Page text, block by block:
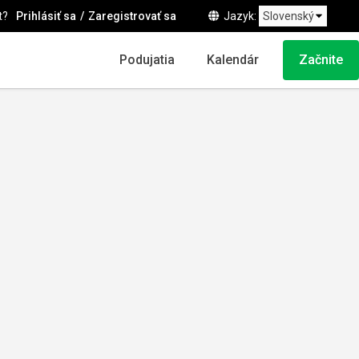
Prihlásiť sa Zaregistrovať sa Jazyk
Podujatia Kalendár Začnite